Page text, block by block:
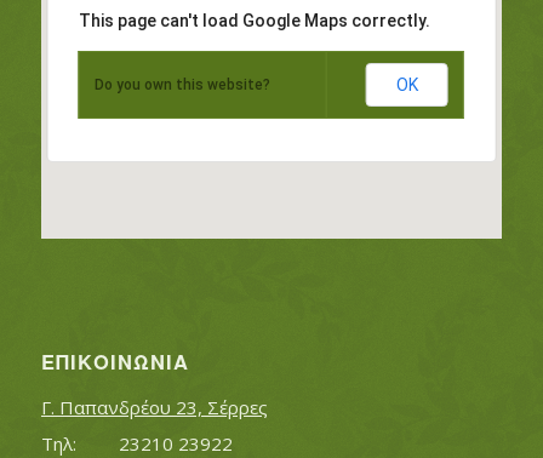
This page can't load Google Maps correctly.
Do you own this website? OK
ΕΠΙΚΟΙΝΩΝΊΑ
Γ. Παπανδρέου 23, Σέρρες
Τηλ:		23210 23922